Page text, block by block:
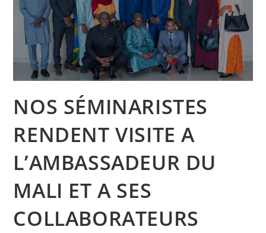
NOS SÉMINARISTES
RENDENT VISITE A
L’AMBASSADEUR DU
MALI ET A SES
COLLABORATEURS